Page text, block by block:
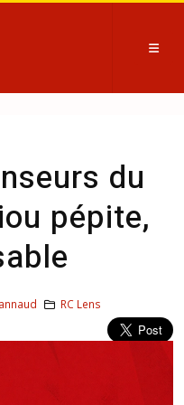
du
pépite,
RC Lens